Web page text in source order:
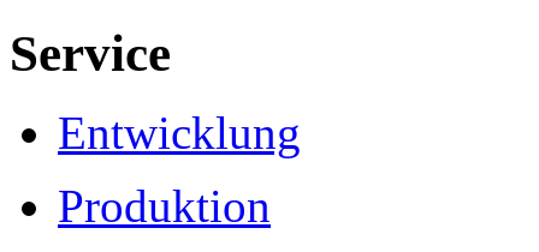
Service
Entwicklung
Produktion